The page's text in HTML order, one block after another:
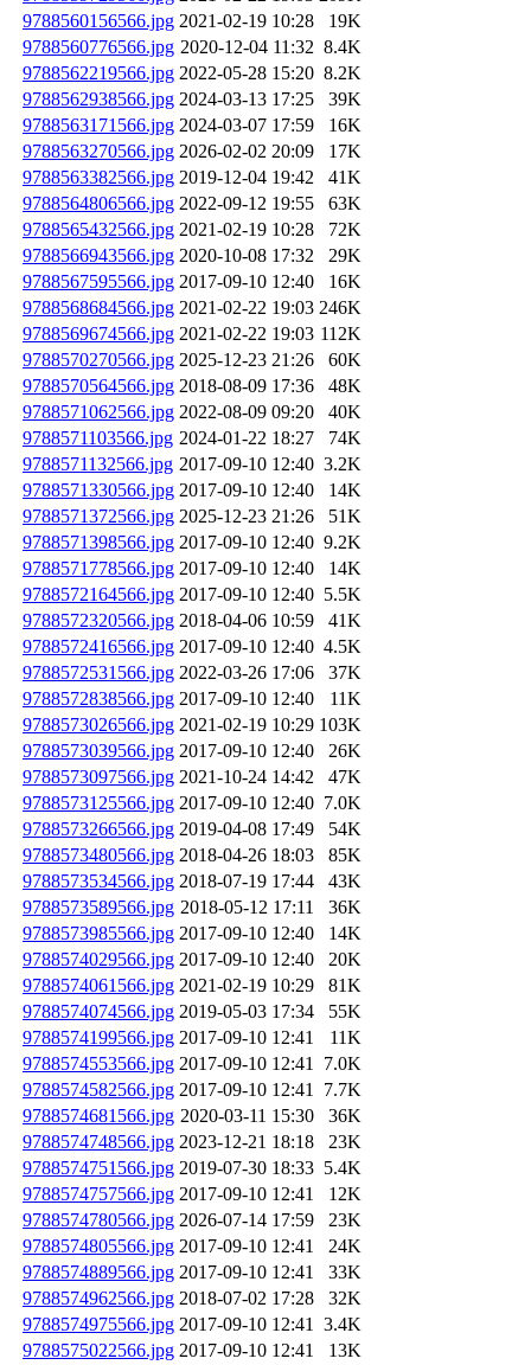
9788560156566.jpg 2021-02-19 10:28
19K
9788560776566.jpg 2020-12-04 11:32 8.4K
9788562219566.jpg 2022-05-28 15:20 8.2K
9788562938566.jpg 2024-03-13 17:25
39K
9788563171566.jpg 2024-03-07 17:59
16K
9788563270566.jpg 2026-02-02 20:09
17K
9788563382566.jpg 2019-12-04 19:42
41K
9788564806566.jpg 2022-09-12 19:55
63K
9788565432566.jpg 2021-02-19 10:28
72K
9788566943566.jpg 2020-10-08 17:32
29K
9788567595566.jpg 2017-09-10 12:40
16K
9788568684566.jpg 2021-02-22 19:03 246K
9788569674566.jpg 2021-02-22 19:03 112K
9788570270566.jpg 2025-12-23 21:26
60K
9788570564566.jpg 2018-08-09 17:36
48K
9788571062566.jpg 2022-08-09 09:20
40K
9788571103566.jpg 2024-01-22 18:27
74K
9788571132566.jpg 2017-09-10 12:40 3.2K
9788571330566.jpg 2017-09-10 12:40
14K
9788571372566.jpg 2025-12-23 21:26
51K
9788571398566.jpg 2017-09-10 12:40 9.2K
9788571778566.jpg 2017-09-10 12:40
14K
9788572164566.jpg 2017-09-10 12:40 5.5K
9788572320566.jpg 2018-04-06 10:59
41K
9788572416566.jpg 2017-09-10 12:40 4.5K
9788572531566.jpg 2022-03-26 17:06
37K
9788572838566.jpg 2017-09-10 12:40
11K
9788573026566.jpg 2021-02-19 10:29 103K
9788573039566.jpg 2017-09-10 12:40
26K
9788573097566.jpg 2021-10-24 14:42
47K
9788573125566.jpg 2017-09-10 12:40 7.0K
9788573266566.jpg 2019-04-08 17:49
54K
9788573480566.jpg 2018-04-26 18:03
85K
9788573534566.jpg 2018-07-19 17:44
43K
9788573589566.jpg 2018-05-12 17:11
36K
9788573985566.jpg 2017-09-10 12:40
14K
9788574029566.jpg 2017-09-10 12:40
20K
9788574061566.jpg 2021-02-19 10:29
81K
9788574074566.jpg 2019-05-03 17:34
55K
9788574199566.jpg 2017-09-10 12:41
11K
9788574553566.jpg 2017-09-10 12:41 7.0K
9788574582566.jpg 2017-09-10 12:41 7.7K
9788574681566.jpg 2020-03-11 15:30
36K
9788574748566.jpg 2023-12-21 18:18
23K
9788574751566.jpg 2019-07-30 18:33 5.4K
9788574757566.jpg 2017-09-10 12:41
12K
9788574780566.jpg 2026-07-14 17:59
23K
9788574805566.jpg 2017-09-10 12:41
24K
9788574889566.jpg 2017-09-10 12:41
33K
9788574962566.jpg 2018-07-02 17:28
32K
9788574975566.jpg 2017-09-10 12:41 3.4K
9788575022566.jpg 2017-09-10 12:41
13K